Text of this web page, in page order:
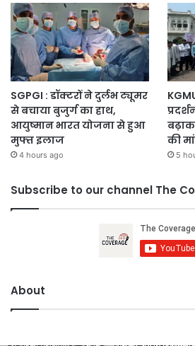
SGPGI : डॉक्टरों ने दुर्लभ ट्यूमर
से बचाया बुजुर्ग का हाथ,
आयुष्मान भारत योजना से हुआ
मुफ्त इलाज
4 hours ago
की
5
Subscribe to our channel The
About